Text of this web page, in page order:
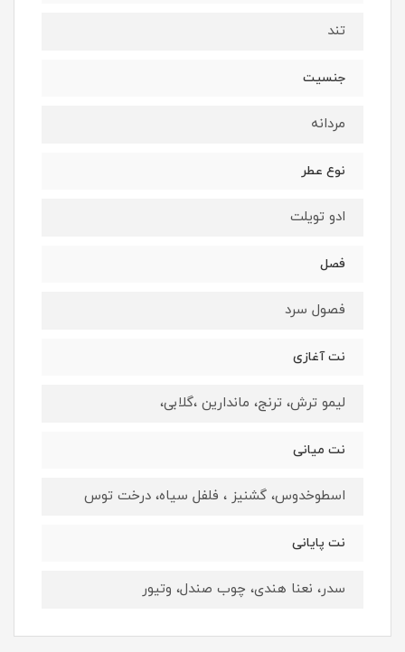
تند
جنسیت
مردانه
نوع عطر
ادو تویلت
فصل
فصول سرد
نت آغازی
لیمو ترش، ترنج، ماندارین ،گلابی،
نت میانی
اسطوخدوس، گشنیز ، فلفل سیاه، درخت توس
نت پایانی
سدر، نعنا هندی، چوب صندل، وتیور